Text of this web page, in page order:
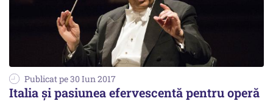
Publicat pe 30 Iun 2017
Italia şi pasiunea efervescentă pentru operă